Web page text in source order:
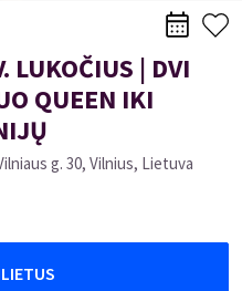
LUKOČIUS | DVI
QUEEN IKI
g. 30, Vilnius, Lietuva